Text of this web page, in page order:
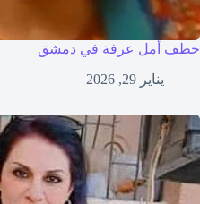
خطف أمل عرفة في دمشق
يناير 29, 2026